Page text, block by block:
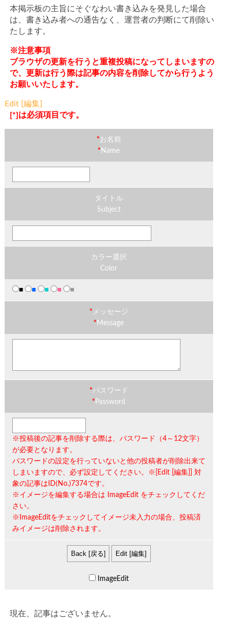
本掲示板の主旨にそぐなわい書き込みを発見した場合
は、書き込み者への通告なく、運営者の判断にて削除い
たします。
※注意事項
ブラウザの更新を行うと重複投稿になってしまいますの
で、更新は行う際は記事の内容を削除してから行うよう
お願いいたします。
Edit [編集]
[*]は必須項目です。
*お名前
* Name
タイトル
Subject
カラー選択
Color
■ ■ ■ ■ ■
* メッセージ
* Message
*パスワード
* Password
※投稿後の記事を削除する際は、 パスワード（4～12文字）
が必要となります。
パスワードの設定を行っていないと他の投稿者が削除出来て
しまいますので、必ず設定してください。※[Edit [編集]] 対
象の記事は ID(No.)7374です。
※イメージを編集する場合は
ImageEditをチェックしてくだ
さい。
※ImageEditをチェックしてイメージ未入力の場合、投稿済
みイメージは削除されます。
ImageEdit
現在、記事はございません。